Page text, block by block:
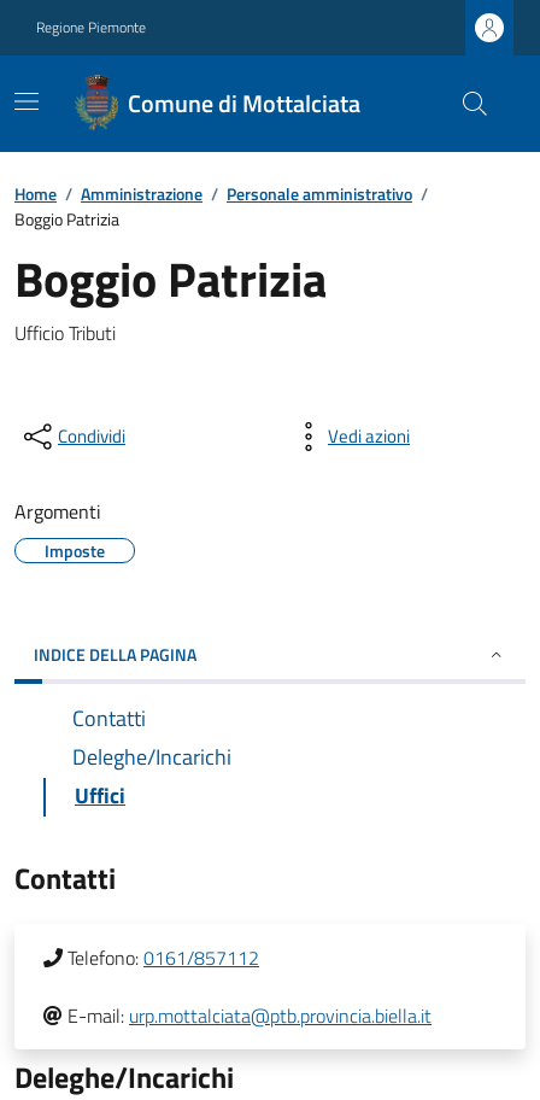
Regione Piemonte
Comune di Mottalciata
Home / Amministrazione / Personale amministrativo /
Boggio Patrizia
Boggio Patrizia
Ufficio Tributi
Condividi Vedi azioni
Argomenti
Imposte
INDICE DELLA PAGINA
Contatti
Deleghe/Incarichi
Uffici
Contatti
Telefono:0161/857112
E-mail: urp.mottalciata@ptb.provincia.biella.it
Deleghe/Incarichi